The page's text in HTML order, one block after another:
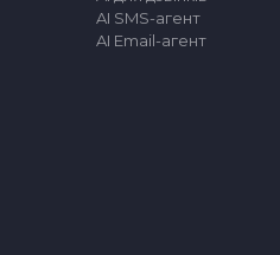
AI SMS-агент
AI Email-агент